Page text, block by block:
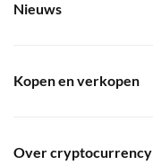
Nieuws
Kopen en verkopen
Over cryptocurrency